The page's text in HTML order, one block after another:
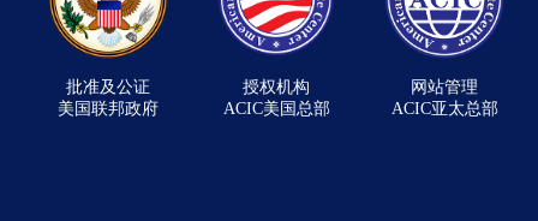
批准及公证
美国联邦政府
授权机构
ACIC美国总部
网站管理
ACIC亚太总部